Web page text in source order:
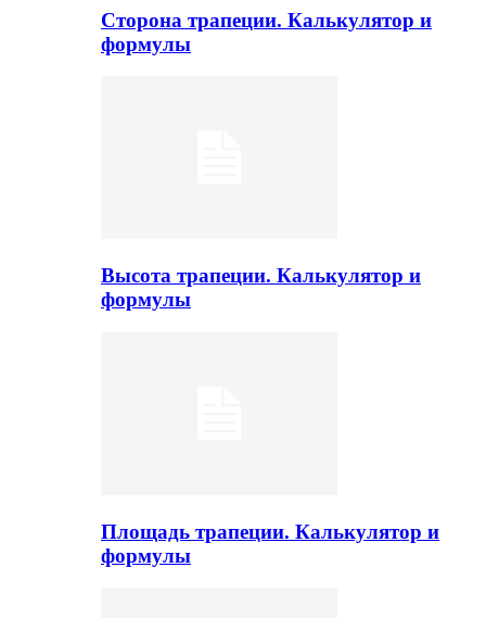
Сторона трапеции. Калькулятор и
формулы
Высота трапеции. Калькулятор и
формулы
Площадь трапеции. Калькулятор и
формулы